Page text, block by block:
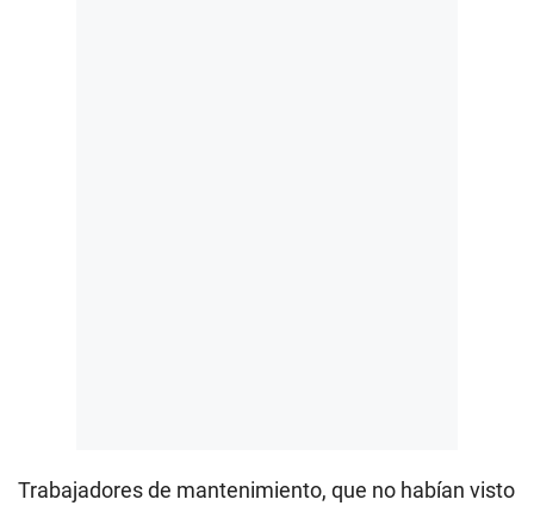
Trabajadores de mantenimiento, que no habían visto